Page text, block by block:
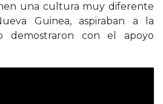
una cultura muy diferente
Guinea, aspiraban a la
demostraron con el apoyo